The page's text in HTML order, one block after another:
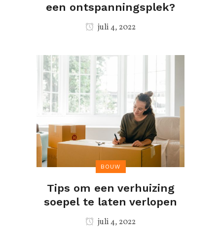
een ontspanningsplek?
juli 4, 2022
BOUW
Tips om een verhuizing
soepel te laten verlopen
juli 4, 2022